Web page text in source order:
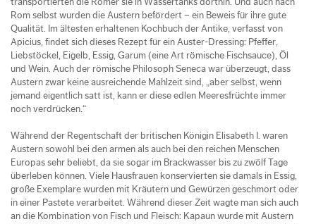
Rom selbst wurden die Austern befördert – ein Beweis für ihre gute
Qualität. Im ältesten erhaltenen Kochbuch der Antike, verfasst von
Apicius, findet sich dieses Rezept für ein Auster-Dressing: Pfeffer,
Liebstöckel, Eigelb, Essig, Garum (eine Art römische Fischsauce), Öl
und Wein. Auch der römische Philosoph Seneca war überzeugt, dass
Austern zwar keine ausreichende Mahlzeit sind, „aber selbst, wenn
jemand eigentlich satt ist, kann er diese edlen Meeresfrüchte immer
noch verdrücken.“
Während der Regentschaft der britischen Königin Elisabeth I. waren
Austern sowohl bei den armen als auch bei den reichen Menschen
Europas sehr beliebt, da sie sogar im Brackwasser bis zu zwölf Tage
überleben können. Viele Hausfrauen konservierten sie damals in Essig,
große Exemplare wurden mit Kräutern und Gewürzen geschmort oder
in einer Pastete verarbeitet. Während dieser Zeit wagte man sich auch
an die Kombination von Fisch und Fleisch: Kapaun wurde mit Austern